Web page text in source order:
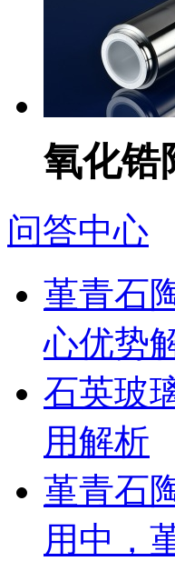
氧化锆
问答中心
堇青石
心优势
石英玻
用解析
堇青石
用中，